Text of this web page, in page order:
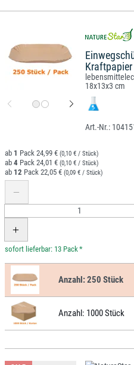
18x13x3 cm
1 24,99 € (0,10 € / Stück)
4 24,01 € (0,10 € / Stück)
12 22,05 € (0,09 € / Stück)
*
Anzahl:250 Stück
Anzahl: 1000 Stück